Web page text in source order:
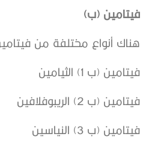
فيتامين (ب)
هناك أنواع مختلفة من
فيتامين (ب 1) الثيامين
فيتامين (ب 2) الريبوفلافين
فيتامين (ب 3) النياسين